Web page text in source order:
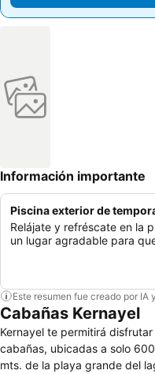
Información importante
Piscina exterior de
Relájate y refréscate en la
un lugar agradable para
Este resumen fue creado por IA
Cabañas Kernayel
Kernayel te permitirá
cabañas, ubicadas a solo
mts. de la playa grande del